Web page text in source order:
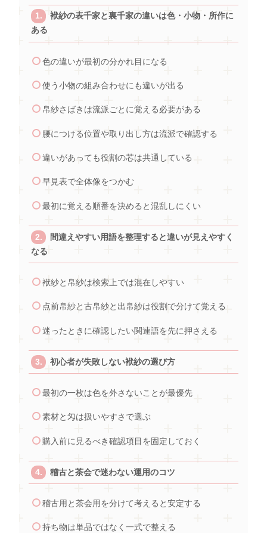
袱紗の表千家と裏千家の違いは色・小物・所作に
ある
色の違いが最初の分かれ目になる
使う小物の組み合わせにも違いが出る
帛紗さばきは流派ごとに覚える必要がある
腰につける位置や取り出し方は流派で確認する
違いがあっても役割の芯は共通している
早見表で全体像をつかむ
最初に覚える順番を決めると混乱しにくい
間違えやすい用語を整理すると違いが見えやすく
なる
袱紗と帛紗は検索上では混在しやすい
点前帛紗と古帛紗と出帛紗は役割で分けて覚える
迷ったときに確認したい関連語を先に押さえる
初心者が失敗しない袱紗の選び方
最初の一枚は色を外さないことが最優先
素材と匁は扱いやすさで選ぶ
購入前に見るべき確認項目を固定しておく
稽古と茶会で迷わない運用のコツ
稽古用と茶会用を分けて考えると安定する
持ち物は単品ではなく一式で整える